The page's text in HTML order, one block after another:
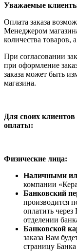
Уважаемые
Оплата заказа
Менеджером
количества товаров,
При согласовании
при оформление
заказа может быть
магазина.
Для своих
оплаты:
Физические лица:
Наличными
компании
Банковский
производится
оплатить
отделении
Банковской
заказа Вам
страницу